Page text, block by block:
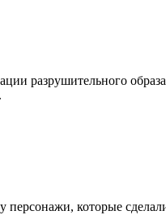
разрушительного
которые